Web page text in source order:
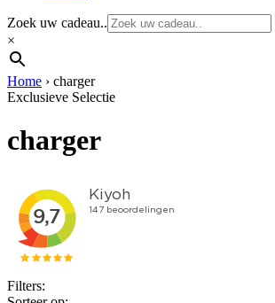
Zoek uw cadeau..
×
Home › charger
Exclusieve Selectie
charger
Filters: